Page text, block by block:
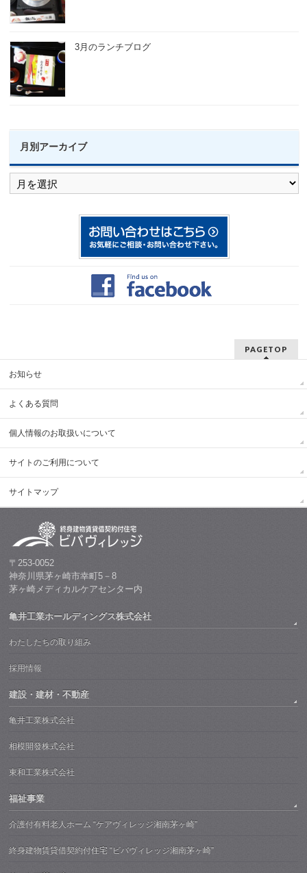
3月のランチブログ
月別アーカイブ
月
別
ア
PAGETOP
お知らせ
よくある質問
個人情報のお取扱いについて
サイトのご利用について
サイトマップ
〒253-0052
神奈川県茅ヶ崎市幸町5－8
茅ヶ崎メディカルケアセンター内
亀井工業ホールディングス株式会社
わたしたちの取り組み
採用情報
建設・建材・不動産
亀井工業株式会社
相模開發株式会社
東和工業株式会社
福祉事業
介護付有料老人ホーム “ケアヴィレッジ湘南茅ヶ崎”
終身建物賃貸借契約付住宅 “ビバヴィレッジ湘南茅ヶ崎”